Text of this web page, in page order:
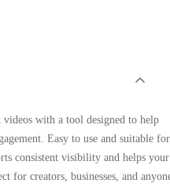
videos with a tool designed to help
Easy to use and suitable for
consistent visibility and helps your
for creators, businesses, and